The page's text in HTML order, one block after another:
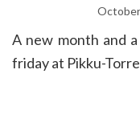
A new month and
friday at Pikku-